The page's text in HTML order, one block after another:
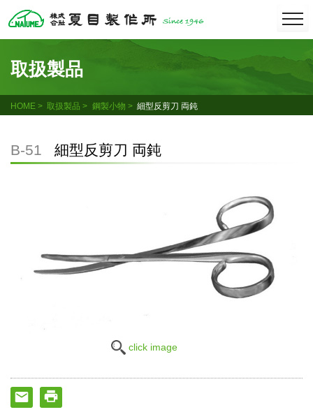
Skip
取扱製品
HOME 取扱製品 鋼製小物 細型反剪刀 両鈍
B-51 細型反剪刀 両鈍
click image